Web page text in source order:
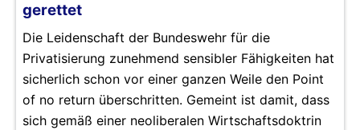
gerettet
Die Leidenschaft der Bundeswehr für die
Privatisierung zunehmend sensibler Fähigkeiten hat
sicherlich schon vor einer ganzen Weile den Point
of no return überschritten. Gemeint ist damit, dass
sich gemäß einer neoliberalen Wirtschaftsdoktrin